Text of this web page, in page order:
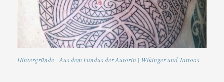
Hintergründe - Aus dem Fundus der Autorin | Wikinger und Tattoos